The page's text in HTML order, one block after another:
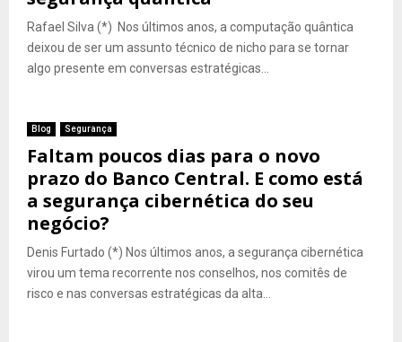
Rafael Silva (*) Nos últimos anos, a computação quântica
deixou de ser um assunto técnico de nicho para se tornar
algo presente em conversas estratégicas...
Blog Segurança
Faltam poucos dias para o novo
prazo do Banco Central. E como está
a segurança cibernética do seu
negócio?
Denis Furtado (*) Nos últimos anos, a segurança cibernética
virou um tema recorrente nos conselhos, nos comitês de
risco e nas conversas estratégicas da alta...